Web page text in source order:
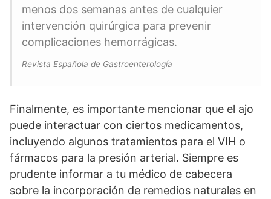
menos dos semanas antes de cualquier
intervención quirúrgica para prevenir
complicaciones hemorrágicas.
Revista Española de Gastroenterología
Finalmente, es importante mencionar que el ajo
puede interactuar con ciertos medicamentos,
incluyendo algunos tratamientos para el VIH o
fármacos para la presión arterial. Siempre es
prudente informar a tu médico de cabecera
sobre la incorporación de remedios naturales en